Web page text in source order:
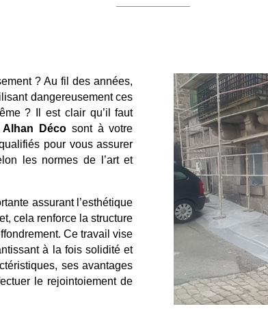
? Au fil des années,
dangereusement ces
? Il est clair qu’il faut
Alhan Décosont à votre
pour vous assurer
les normes de l’art et
assurant l’esthétique
cela renforce la structure
Ce travail vise
à la fois solidité et
ses avantages
le rejointoiement de